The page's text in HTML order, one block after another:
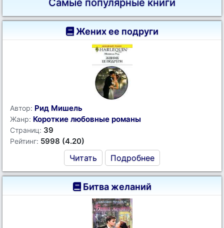
Самые популярные книги
Жених ее подруги
Автор: Рид Мишель
Жанр: Короткие любовные романы
Страниц: 39
Рейтинг: 5998 (4.20)
Читать Подробнее
Битва желаний